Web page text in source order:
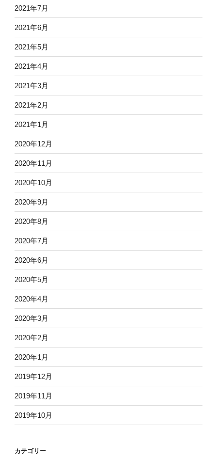
2021年7月
2021年6月
2021年5月
2021年4月
2021年3月
2021年2月
2021年1月
2020年12月
2020年11月
2020年10月
2020年9月
2020年8月
2020年7月
2020年6月
2020年5月
2020年4月
2020年3月
2020年2月
2020年1月
2019年12月
2019年11月
2019年10月
カテゴリー